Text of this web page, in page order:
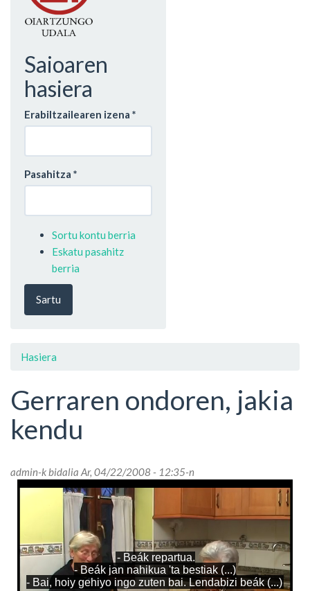
Saioaren
hasiera
Erabiltzailearen izena *
Pasahitza *
Sortu kontu berria
Eskatu pasahitz
berria
Sartu
Hasiera
Gerraren ondoren, jakia
kendu
admin-k bidalia Ar, 04/22/2008 - 12:35-n